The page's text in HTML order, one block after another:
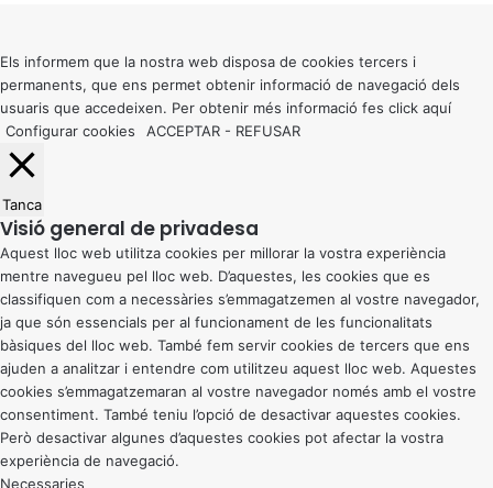
button
Els informem que la nostra web disposa de cookies tercers i
permanents, que ens permet obtenir informació de navegació dels
usuaris que accedeixen. Per obtenir més informació fes click aquí
Configurar cookies
ACCEPTAR - REFUSAR
Tanca
Visió general de privadesa
Aquest lloc web utilitza cookies per millorar la vostra experiència
mentre navegueu pel lloc web. D’aquestes, les cookies que es
classifiquen com a necessàries s’emmagatzemen al vostre navegador,
ja que són essencials per al funcionament de les funcionalitats
bàsiques del lloc web. També fem servir cookies de tercers que ens
ajuden a analitzar i entendre com utilitzeu aquest lloc web. Aquestes
cookies s’emmagatzemaran al vostre navegador només amb el vostre
consentiment. També teniu l’opció de desactivar aquestes cookies.
Però desactivar algunes d’aquestes cookies pot afectar la vostra
experiència de navegació.
Necessaries